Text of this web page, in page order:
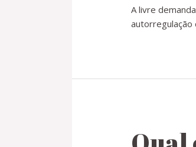
A livre
autorregulação